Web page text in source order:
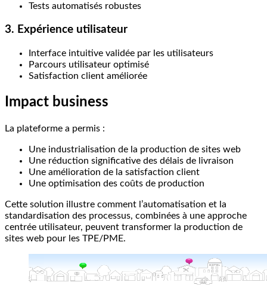
Tests automatisés robustes
3. Expérience utilisateur
Interface intuitive validée par les utilisateurs
Parcours utilisateur optimisé
Satisfaction client améliorée
Impact business
La plateforme a permis :
Une industrialisation de la production de sites web
Une réduction significative des délais de livraison
Une amélioration de la satisfaction client
Une optimisation des coûts de production
Cette solution illustre comment l’automatisation et la
standardisation des processus, combinées à une approche
centrée utilisateur, peuvent transformer la production de
sites web pour les TPE/PME.